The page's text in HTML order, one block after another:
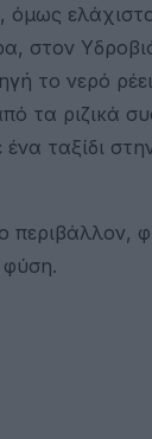
όμως
στον
το νερό
τα ριζικά
ταξίδι
φύση.